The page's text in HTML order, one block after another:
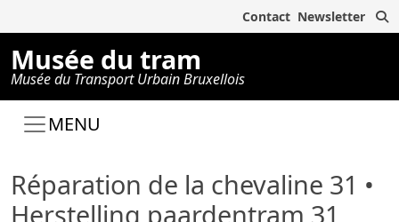
Contact Newsletter
Musée du tram
Musée du Transport Urbain Bruxellois
MENU
Réparation de la chevaline 31 •
Herstelling paardentram 31